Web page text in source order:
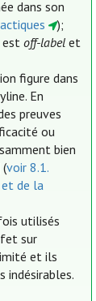
dans son
);
estoff-label et
figure dans
En
preuves
ou
bien
(voir 8.1.
et de la
utilisés
sur
et ils
indésirables.